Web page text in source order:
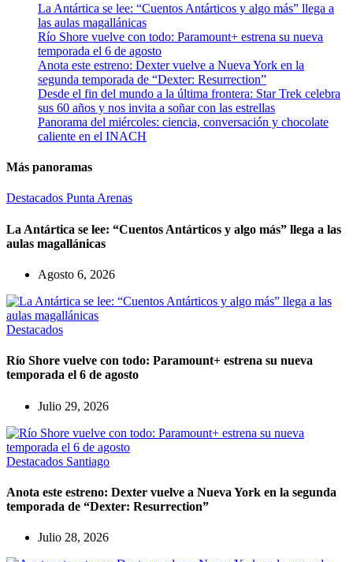
La Antártica se lee: “Cuentos Antárticos y algo más” llega a
las aulas magallánicas
Río Shore vuelve con todo: Paramount+ estrena su nueva
temporada el 6 de agosto
Anota este estreno: Dexter vuelve a Nueva York en la
segunda temporada de “Dexter: Resurrection”
Desde el fin del mundo a la última frontera: Star Trek celebra
sus 60 años y nos invita a soñar con las estrellas
Panorama del miércoles: ciencia, conversación y chocolate
caliente en el INACH
Más panoramas
Destacados Punta Arenas
La Antártica se lee: “Cuentos Antárticos y algo más” llega a las
aulas magallánicas
Agosto 6, 2026
Destacados
Río Shore vuelve con todo: Paramount+ estrena su nueva
temporada el 6 de agosto
Julio 29, 2026
Destacados Santiago
Anota este estreno: Dexter vuelve a Nueva York en la segunda
temporada de “Dexter: Resurrection”
Julio 28, 2026